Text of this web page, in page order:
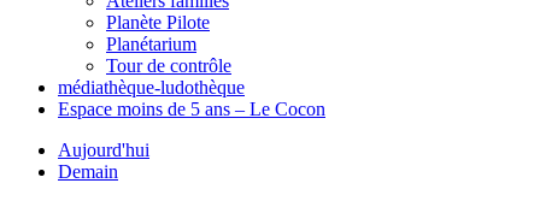
Planète Pilote
Planétarium
Tour de contrôle
médiathèque-ludothèque
Espace moins de 5 ans – Le Cocon
Aujourd'hui
Demain